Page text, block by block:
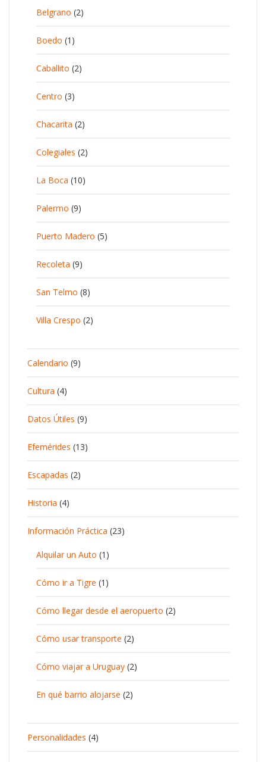
Belgrano (2)
Boedo (1)
Caballito (2)
Centro (3)
Chacarita (2)
Colegiales (2)
La Boca (10)
Palermo (9)
Puerto Madero (5)
Recoleta (9)
San Telmo (8)
Villa Crespo (2)
Calendario (9)
Cultura (4)
Datos Útiles (9)
Efemérides (13)
Escapadas (2)
Historia (4)
Información Práctica (23)
Alquilar un Auto (1)
Cómo ir a Tigre (1)
Cómo llegar desde el aeropuerto (2)
Cómo usar transporte (2)
Cómo viajar a Uruguay (2)
En qué barrio alojarse (2)
Personalidades (4)